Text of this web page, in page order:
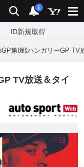
検索 通知
i
ID新規取得
第8戦ハンガリーGP TV
TV放送＆タイ